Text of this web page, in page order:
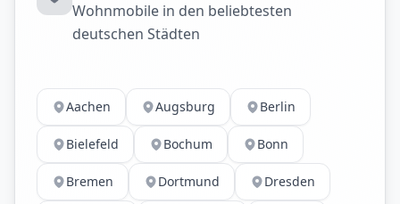
Wohnmobile in den beliebtesten
deutschen Städten
Aachen Augsburg Berlin
Bielefeld Bochum Bonn
Bremen Dortmund Dresden